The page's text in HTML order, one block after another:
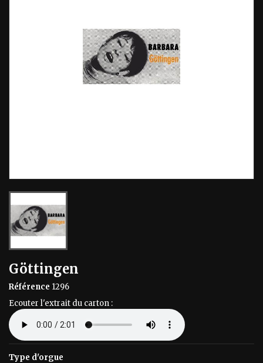
Göttingen
Référence 1296
Ecouter l'extrait du carton :
Type d'orgue